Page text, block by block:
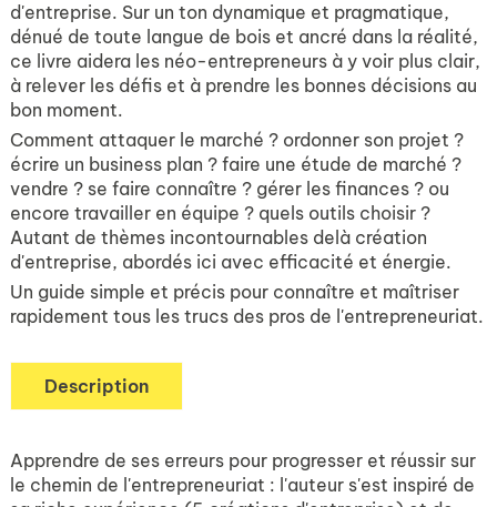
d'entreprise. Sur un ton dynamique et pragmatique,
dénué de toute langue de bois et ancré dans la réalité,
ce livre aidera les néo-entrepreneurs à y voir plus clair,
à relever les défis et à prendre les bonnes décisions au
bon moment.
Comment attaquer le marché ? ordonner son projet ?
écrire un business plan ? faire une étude de marché ?
vendre ? se faire connaître ? gérer les finances ? ou
encore travailler en équipe ? quels outils choisir ?
Autant de thèmes incontournables delà création
d'entreprise, abordés ici avec efficacité et énergie.
Un guide simple et précis pour connaître et maîtriser
rapidement tous les trucs des pros de l'entrepreneuriat.
Description
Apprendre de ses erreurs pour progresser et réussir sur
le chemin de l'entrepreneuriat : l'auteur s'est inspiré de